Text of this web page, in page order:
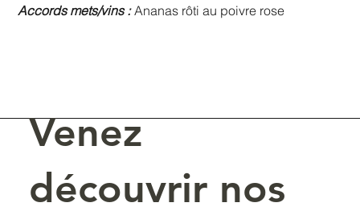
Accords mets/vins :Ananas rôti au poivre rose
Venez
découvrir nos